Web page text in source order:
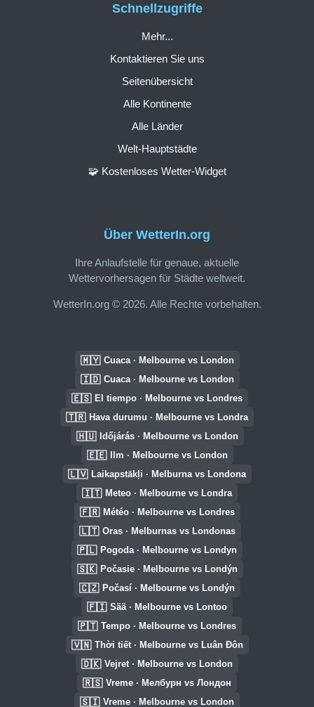
Über WetterIn.org
Ihre Anlaufstelle für genaue, aktuelle
Wettervorhersagen für Städte weltweit.
WetterIn.org © 2026. Alle Rechte vorbehalten.
Schnellzugriffe
Mehr...
Kontaktieren Sie uns
Seitenübersicht
Alle Kontinente
Alle Länder
Welt-Hauptstädte
🧩 Kostenloses Wetter-Widget
🇲🇾 Cuaca · Melbourne vs London
🇮🇩 Cuaca · Melbourne vs London
🇪🇸 El tiempo · Melbourne vs Londres
🇹🇷 Hava durumu · Melbourne vs Londra
🇭🇺 Időjárás · Melbourne vs London
🇪🇪 Ilm · Melbourne vs London
🇱🇻 Laikapstākļi · Melburna vs Londona
🇮🇹 Meteo · Melbourne vs Londra
🇫🇷 Météo · Melbourne vs Londres
🇱🇹 Oras · Melburnas vs Londonas
🇵🇱 Pogoda · Melbourne vs Londyn
🇸🇰 Počasie · Melbourne vs Londýn
🇨🇿 Počasí · Melbourne vs Londýn
🇫🇮 Sää · Melbourne vs Lontoo
🇵🇹 Tempo · Melbourne vs Londres
🇻🇳 Thời tiết · Melbourne vs Luân Đôn
🇩🇰 Vejret · Melbourne vs London
🇷🇸 Vreme · Мелбурн vs Лондон
🇸🇮 Vreme · Melbourne vs London